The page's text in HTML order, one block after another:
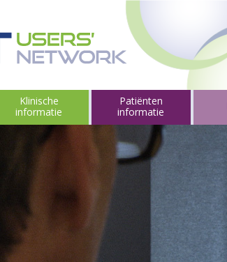
Klinische
informatie
Patiënten
informatie